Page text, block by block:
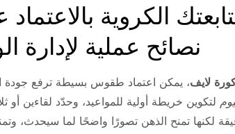
الكروية
نصائح عملية لإدارة
لايف، يمكن اعتماد طقوس بسيطة ترفع جودة
لتكوين خريطة أولية للمواعيد، وحدّد لقاءين أو
لكنها تمنح الذهن تصورًا واضحًا لما سيحدث،